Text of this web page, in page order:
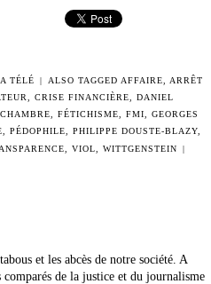
TÉLÉ | ALSO TAGGEDAFFAIRE,ARRÊT
, CRISE FINANCIÈRE, DANIEL
, FÉTICHISME, FMI, GEORGES
, PÉDOPHILE, PHILIPPE DOUSTE-BLAZY,
, VIOL, WITTGENSTEIN
|
et les abcès de notre société. A
de la justice et du journalisme